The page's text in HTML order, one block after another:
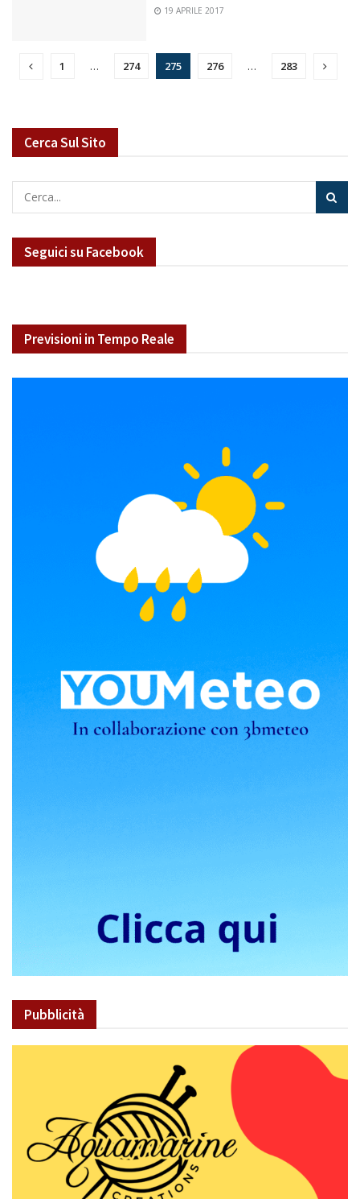
19 APRILE 2017
1 … 274 275 276 … 283
Cerca Sul Sito
Seguici su Facebook
Previsioni in Tempo Reale
Pubblicità